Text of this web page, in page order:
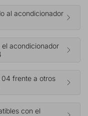
al acondicionador
acondicionador
04 frente a otros
con el